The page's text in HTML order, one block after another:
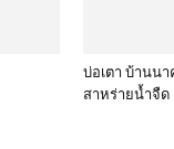
บ่อเตา บ้านน
สาหร่ายน้ำจืด